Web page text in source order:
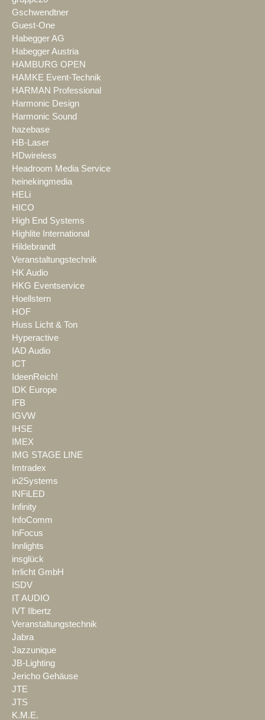
Gschwendtner
Guest-One
Habegger AG
Habegger Austria
HAMBURG OPEN
HAMKE Event-Technik
HARMAN Professional
Harmonic Design
Harmonic Sound
hazebase
HB-Laser
HDwireless
Headroom Media Service
heinekingmedia
HELi
HICO
High End Systems
Highlite International
Hildebrandt
Veranstaltungstechnik
HK Audio
HKG Eventservice
Hoellstern
HOF
Huss Licht & Ton
Hyperactive
IAD Audio
ICT
IdeenReich!
IDK Europe
IFB
IGVW
IHSE
IMEX
IMG STAGE LINE
Imtradex
in2Systems
INFiLED
Infinity
InfoComm
InFocus
Innlights
insglück
Irrlicht GmbH
ISDV
IT AUDIO
IVT Ilbertz
Veranstaltungstechnik
Jabra
Jazzunique
JB-Lighting
Jericho Gehäuse
JTE
JTS
K.M.E.